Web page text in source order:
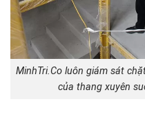
MinhTri.Co luôn giám sát
của thang xuyên